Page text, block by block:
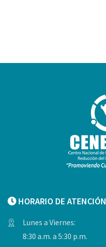
HORARIO DE ATENCIÓN
Lunes a Viernes:
8:30 a.m. a 5:30 p.m.